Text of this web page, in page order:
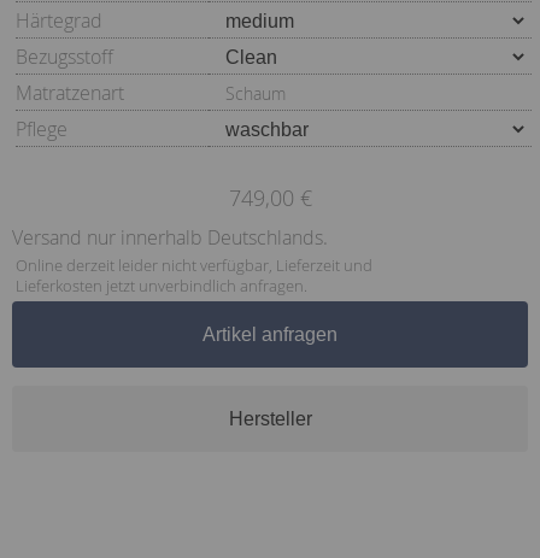
Härtegrad
Bezugsstoff
Matratzenart
Schaum
Pflege
749,00 €
Versand nur innerhalb Deutschlands.
Online derzeit leider nicht verfügbar, Lieferzeit und
Lieferkosten jetzt unverbindlich anfragen.
Artikel anfragen
Hersteller